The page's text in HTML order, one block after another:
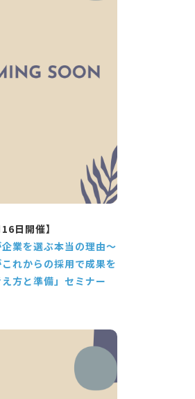
日開催】
業を選ぶ本当の理由～
これからの採用で成果を
方と準備」セミナー